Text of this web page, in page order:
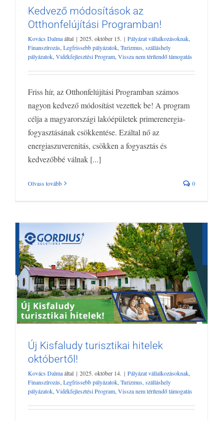
Kedvező módosítások az Otthonfelújítási
Programban!
Pályázat vállalkozásoknak Finanszírozás Legfrissebb pályázatok
Turizmus, szálláshely pályázatok Vidékfejlesztési Program Vissza
nem térítendő támogatás
Kedvező módosítások az
Otthonfelújítási Programban!
Kovács Dalmaáltal | 2025. október 15. | Pályázat vállalkozásoknak
Finanszírozás Legfrissebb pályázatok Turizmus, szálláshely
pályázatok Vidékfejlesztési Program Vissza nem térítendő támogatás
Friss hír, az Otthonfelújítási Programban számos
nagyon kedvező módosítást vezettek be! A program
célja a magyarországi lakóépületek primerenergia-
fogyasztásának csökkentése. Ezáltal nő az
energiaszuverenitás, csökken a fogyasztás és
kedvezőbbé válnak [...]
Olvass tovább 0
Új Kisfaludy turisztikai hitelek októbertől!
Pályázat vállalkozásoknak Finanszírozás Legfrissebb pályázatok
Turizmus, szálláshely pályázatok Vidékfejlesztési Program Vissza
Új Kisfaludy turisztikai hitelek
októbertől!
Kovács Dalmaáltal | 2025. október 14. | Pályázat vállalkozásoknak
Finanszírozás Legfrissebb pályázatok Turizmus, szálláshely
pályázatok Vidékfejlesztési Program Vissza nem térítendő támogatás